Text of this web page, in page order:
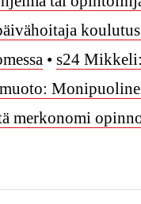
• s24
merkonomi